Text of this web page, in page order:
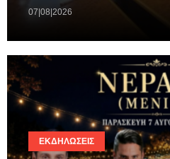
07|08|2026
ΕΚΔΗΛΏΣΕΙΣ